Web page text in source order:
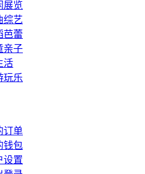
展览
综艺
芭蕾
亲子
活
玩乐
订单
钱包
设置